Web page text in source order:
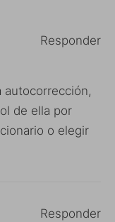
autocorrección,
de ella por
o elegir
Responder
Responder